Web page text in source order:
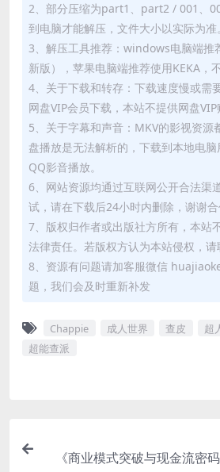
2、部分压缩为part1、part2 / 001、
到电脑才能解压，文件大小以实际为准。
3、解压工具推荐：windows电脑端
新版），苹果电脑端推荐使用KEKA，
4、关于下载和转存：下载速度慢或需
网盘VIP会员下载，本站不提供网盘VIP
5、关于字幕和声音：MKV的影视资源
盘播放是无法解析的，下载到本地电
QQ影音播放。
6、网站资源均通过互联网公开合法渠
试，请在下载后24小时内删除，谢谢合
7、版权归作者或出版社方所有，本站
法律责任。若版权方认为本站侵权，请
8、资源有问题请加客服微信
题，我们会及时重新补发
Chappie 成人世界 查皮
超
超能查派
《商业模式突破与现金流密